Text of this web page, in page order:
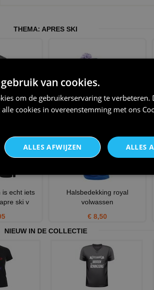
THEMA: APRES SKI
Wintermutsen stijlvol klassieke
voor volwassen lav
is echt iets
ski v
Halsbedekking royal
volwassen
€ 8,50
NIEUW IN DE COLLECTIE
van cookies.
om de gebruikerservaring te verbeteren.
cookies in overeenstemming met ons
ALLES
ALLES AFWIJZEN